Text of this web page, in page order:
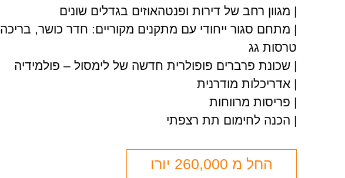
| מגוון רחב של דירות ופנטהאוזים בגדלים שונים
| מתחם סגור ייחודי עם מתקנים מקוריים: חדר כושר, בריכה,
טרסות גג
| שכונת פרברים פופולרית חדשה של לימסול – פולמידיה
| אדריכלות מודרנית
| פריסות מרווחות
| הכנה לחימום תת רצפתי
החל מ 260,000 יורו